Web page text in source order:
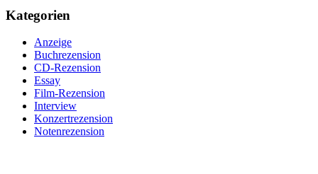
Kategorien
Anzeige
Buchrezension
CD-Rezension
Essay
Film-Rezension
Interview
Konzertrezension
Notenrezension